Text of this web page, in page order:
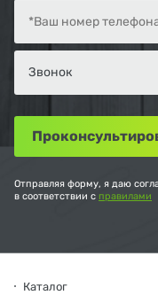
Отправляя форму, я даю
в соответствии с правилами
Каталог